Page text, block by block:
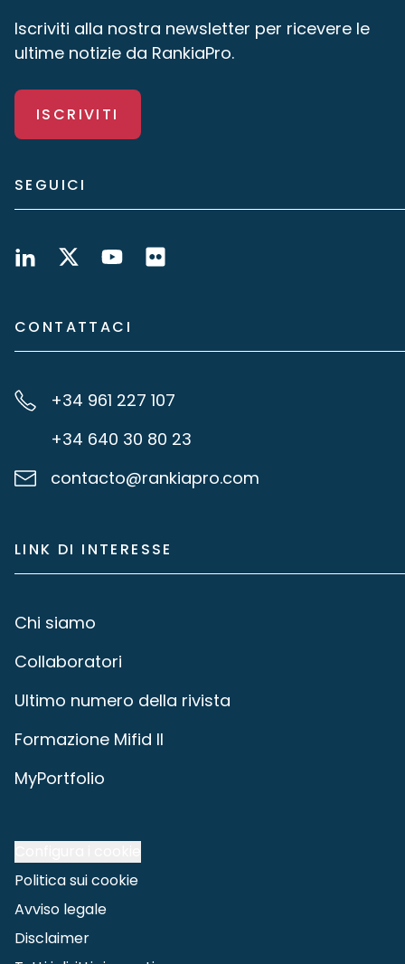
Iscriviti alla nostra newsletter per ricevere le
ultime notizie da RankiaPro.
ISCRIVITI
SEGUICI
CONTATTACI
+34 961 227 107
+34 640 30 80 23
contacto@rankiapro.com
LINK DI INTERESSE
Chi siamo
Collaboratori
Ultimo numero della rivista
Formazione Mifid II
MyPortfolio
Politica sui cookie
Avviso legale
Disclaimer